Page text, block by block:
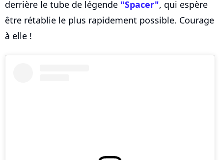
derrière le tube de légende "Spacer", qui espère
être rétablie le plus rapidement possible. Courage
à elle !